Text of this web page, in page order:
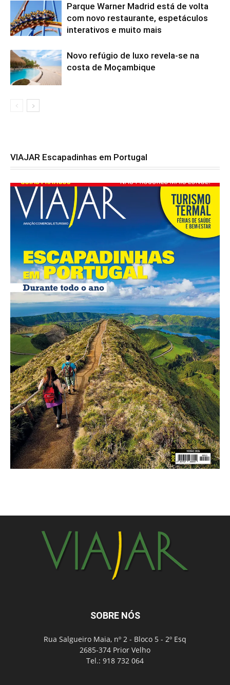
Parque Warner Madrid está de volta
com novo restaurante, espetáculos
interativos e muito mais
Novo refúgio de luxo revela-se na
costa de Moçambique
VIAJAR Escapadinhas em Portugal
SOBRE NÓS
Rua Salgueiro Maia, nº 2 - Bloco 5 - 2º Esq
2685-374 Prior Velho
Tel.: 918 732 064